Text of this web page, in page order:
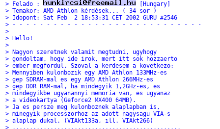
> Felado :
[Hungary]
> Temakor: AMD Athlon kérdések... ( 34 sor )
> Idopont: Sat Feb  2 18:53:31 CET 2002 GURU #2546
> - - - - - - - - - - - - - - - - - - - - - - - - - - - -
>
> Hello!
>
> Nagyon szeretnek valamit megtudni, ugyhogy
> gondoltam, hogy ide irok, mert itt sok hozzaerto
> ember megfordul. Szoval a kerdesem a kovetkezo:
> Mennyiben kulonbozik egy AMD Athlon 133MHz-es
> gep SDRAM-mal es egy AMD Athlon 266MHz-es
> gep DDR RAM-mal, ha mindegyik 1,2GHz-es, es
> mindegyikbe ugyanannyi memoria van, es ugyanaz
> a videokartya (Geforce2 MX400 64MB).
> Ja es persze meg kulonboznek alaplapban is,
> minegyik processzorhoz az adott nagysagu VIA-s
> alaplap dukal. (VIAkt133a, ill. VIAkt266)
> .................................................